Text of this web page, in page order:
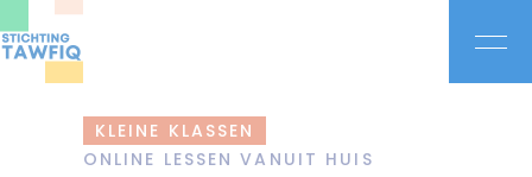
KLEINE KLASSEN
ONLINE LESSEN VANUIT HUIS